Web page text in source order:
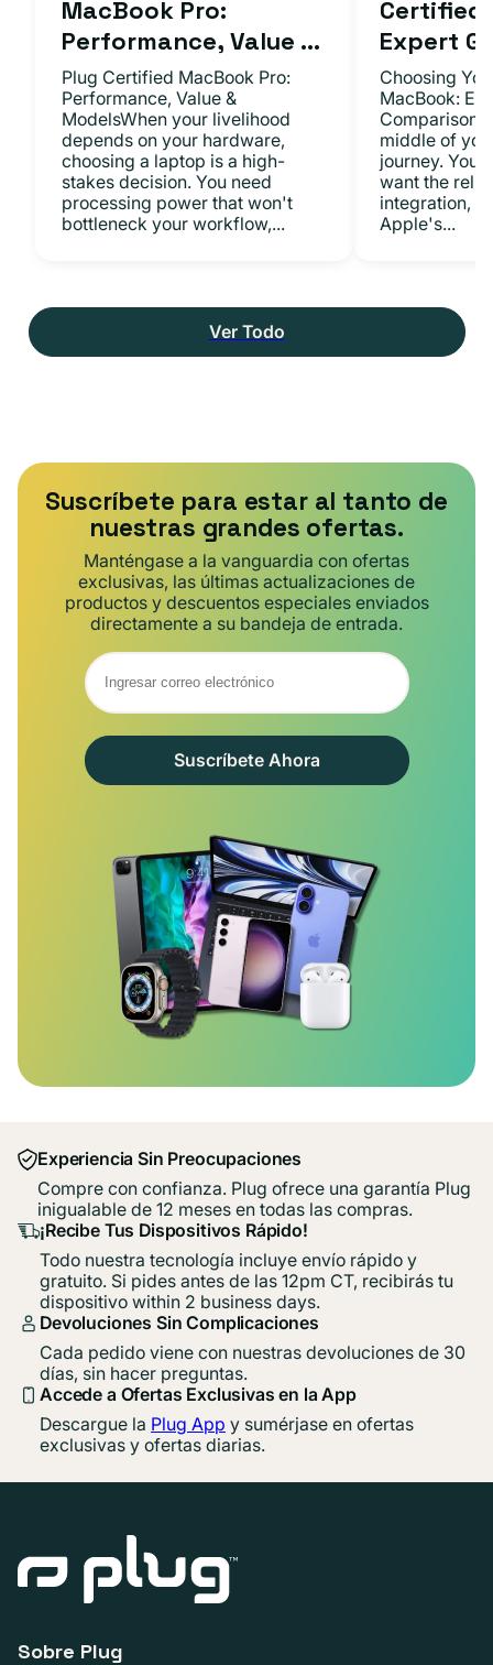
MacBook Pro:
Performance, Value ...
Plug Certified MacBook Pro:
Performance, Value &
ModelsWhen your livelihood
depends on your hardware,
choosing a laptop is a high-
stakes decision. You need
processing power that won't
bottleneck your workflow,...
Certified
Expert
Choosing
MacBook:
middle of
journey. You
want the
integration,
Apple's...
Ver Todo
Suscríbete para estar al tanto de
nuestras grandes ofertas.
Manténgase a la vanguardia con ofertas
exclusivas, las últimas actualizaciones de
productos y descuentos especiales enviados
directamente a su bandeja de entrada.
Suscríbete Ahora
Experiencia Sin Preocupaciones
Compre con confianza. Plug ofrece una garantía Plug
inigualable de 12 meses en todas las compras.
¡Recibe Tus Dispositivos Rápido!
Todo nuestra tecnología incluye envío rápido y
gratuito. Si pides antes de las 12pm CT, recibirás tu
dispositivo within 2 business days.
Devoluciones Sin Complicaciones
Cada pedido viene con nuestras devoluciones de 30
días, sin hacer preguntas.
Accede a Ofertas Exclusivas en la App
Descargue la Plug App y sumérjase en ofertas
exclusivas y ofertas diarias.
Sobre Plug